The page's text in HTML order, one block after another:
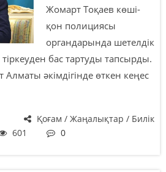
Жомарт Тоқаев көші-
қон полициясы
органдарында шетелдік
тіркеуден бас тартуды тапсырды.
әкімдігінде өткен кеңес
Қоғам / Жаңалықтар / Билік
601
0